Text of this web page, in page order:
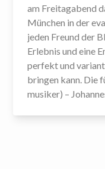
am Freitag­abend
München in der
jeden Freund der
Erlebnis und eine
perfekt und
bringen kann. Die
musiker) –